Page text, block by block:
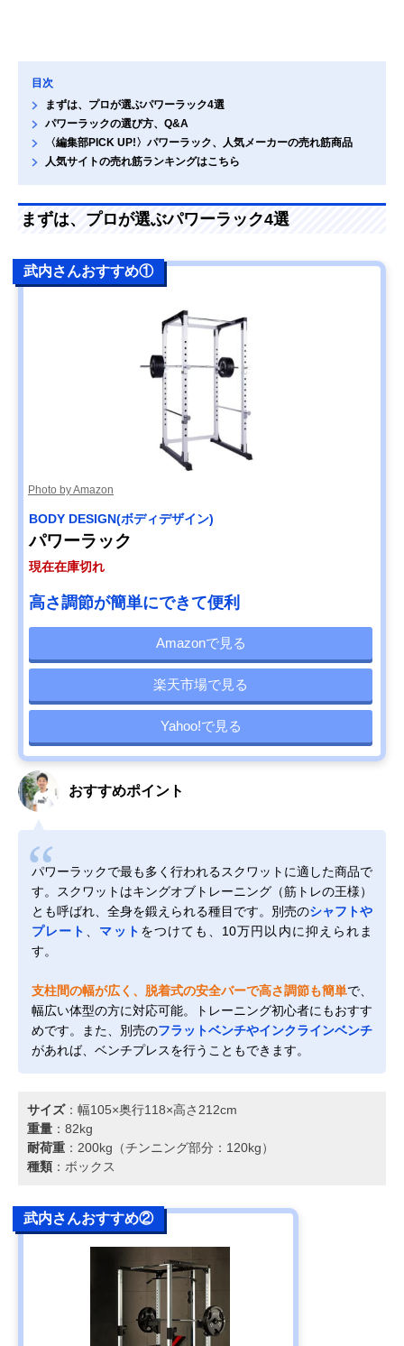
目次
まずは、プロが選ぶパワーラック4選
パワーラックの選び方、Q&A
〈編集部PICK UP!〉パワーラック、人気メーカーの売れ筋商品
人気サイトの売れ筋ランキングはこちら
まずは、プロが選ぶパワーラック4選
武内さんおすすめ①
Photo by Amazon
BODY DESIGN(ボディデザイン)
パワーラック
現在在庫切れ
高さ調節が簡単にできて便利
Amazonで見る
楽天市場で見る
Yahoo!で見る
おすすめポイント
パワーラックで最も多く行われるスクワットに適した商品で
す。スクワットはキングオブトレーニング（筋トレの王様）
とも呼ばれ、全身を鍛えられる種目です。別売のシャフトや
プレート
マット をつけても、10万円以内に抑えられま
す。
支柱間の幅が広く、脱着式の安全バーで高さ調節も簡単で、
幅広い体型の方に対応可能。トレーニング初心者にもおすす
めです。また、別売のフラットベンチやインクラインベンチ
があれば、ベンチプレスを行うこともできます。
サイズ：幅105×奥行118×高さ212cm
重量 ：82kg
耐荷重 ：200kg（チンニング部分：120kg）
種類 ：ボックス
武内さんおすすめ②